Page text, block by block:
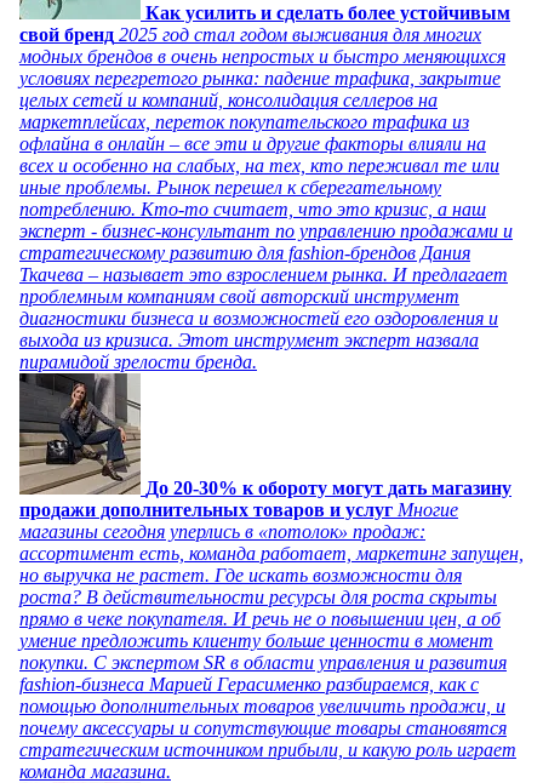
Как усилить и сделать более устойчивым
свой бренд 2025 год стал годом выживания для многих
модных брендов в очень непростых и быстро меняющихся
условиях перегретого рынка: падение трафика, закрытие
целых сетей и компаний, консолидация селлеров на
маркетплейсах, переток покупательского трафика из
офлайна в онлайн – все эти и другие факторы влияли на
всех и особенно на слабых, на тех, кто переживал те или
иные проблемы. Рынок перешел к сберегательному
потреблению. Кто-то считает, что это кризис, а наш
эксперт - бизнес-консультант по управлению продажами и
стратегическому развитию для fashion-брендов Дания
Ткачева – называет это взрослением рынка. И предлагает
проблемным компаниям свой авторский инструмент
диагностики бизнеса и возможностей его оздоровления и
выхода из кризиса. Этот инструмент эксперт назвала
пирамидой зрелости бренда.
До 20-30% к обороту могут дать магазину
продажи дополнительных товаров и услуг Многие
магазины сегодня уперлись в «потолок» продаж:
ассортимент есть, команда работает, маркетинг запущен,
но выручка не растет. Где искать возможности для
роста? В действительности ресурсы для роста скрыты
прямо в чеке покупателя. И речь не о повышении цен, а об
умение предложить клиенту больше ценности в момент
покупки. С экспертом SR в области управления и развития
fashion-бизнеса Марией Герасименко разбираемся, как с
помощью дополнительных товаров увеличить продажи, и
почему аксессуары и сопутствующие товары становятся
стратегическим источником прибыли, и какую роль играет
команда магазина.